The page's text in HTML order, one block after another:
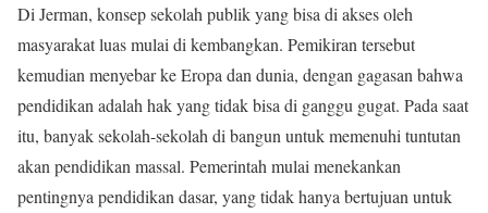
Di Jerman, konsep sekolah publik yang bisa di akses oleh
masyarakat luas mulai di kembangkan. Pemikiran tersebut
kemudian menyebar ke Eropa dan dunia, dengan gagasan bahwa
pendidikan adalah hak yang tidak bisa di ganggu gugat. Pada saat
itu, banyak sekolah-sekolah di bangun untuk memenuhi tuntutan
akan pendidikan massal. Pemerintah mulai menekankan
pentingnya pendidikan dasar, yang tidak hanya bertujuan untuk